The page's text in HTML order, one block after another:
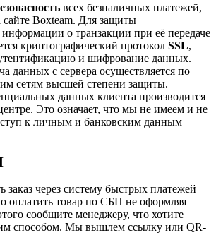
всех безналичных платежей,
Boxteam. Для защиты
о транзакции при её передаче
криптографический протокол SSL,
и шифрование данных.
данных с сервера осуществляется по
сетям высшей степени защиты.
данных клиента производится
Это означает, что мы не имеем и не
к личным и банковским данным
через систему быстрых платежей
товар по СБП не оформляя
сообщите менеджеру, что хотите
способом. Мы вышлем ссылку или QR-